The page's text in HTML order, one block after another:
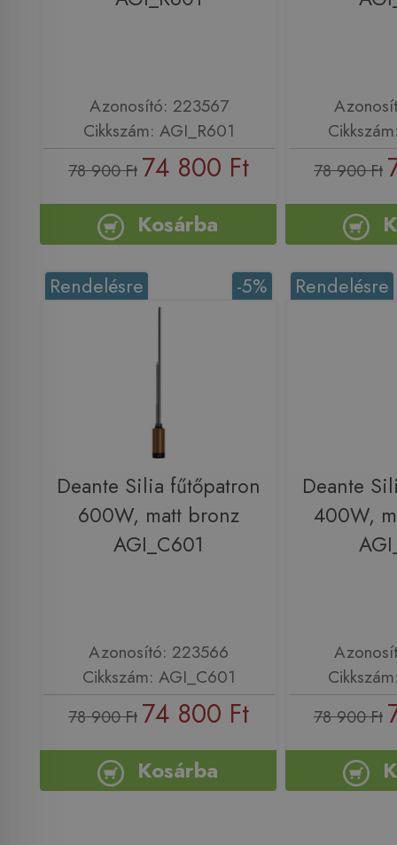
Azonosító: 223567
Cikkszám: AGI_R601
78 900 Ft 74 800 Ft
Kosárba
78 900 Ft
-5%
Rendelésre
Deante Silia fűtőpatron
600W, matt bronz
AGI_C601
Azonosító: 223566
Cikkszám: AGI_C601
78 900 Ft 74 800 Ft
Kosárba
Rendelésre
Deante
400W,
78 900 Ft